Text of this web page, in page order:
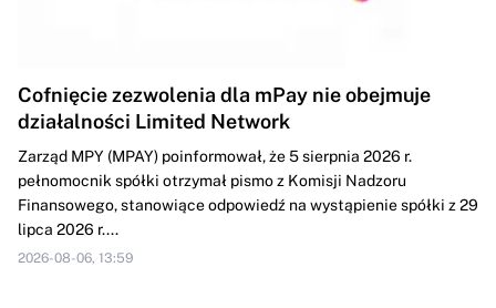
Cofnięcie zezwolenia dla mPay nie obejmuje
działalności Limited Network
Zarząd MPY (MPAY) poinformował, że 5 sierpnia 2026 r.
pełnomocnik spółki otrzymał pismo z Komisji Nadzoru
Finansowego, stanowiące odpowiedź na wystąpienie spółki z 29
lipca 2026 r....
2026-08-06, 13:59